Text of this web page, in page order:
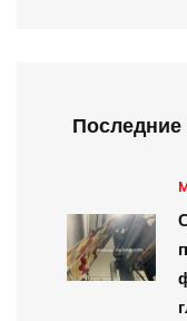
Последние